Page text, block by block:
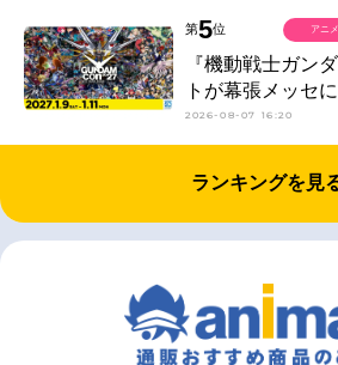
第5位
『機動戦士ガン
トが幕張メッセ
2026-08-07 16:20
アニメ
ランキングを見